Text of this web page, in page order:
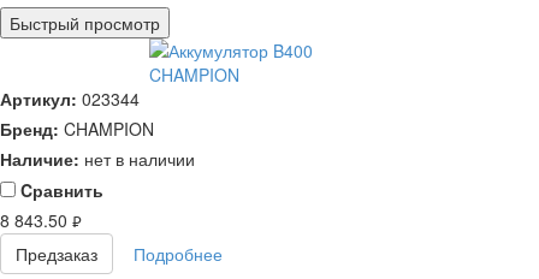
Быстрый просмотр
Артикул: 023344
Бренд: CHAMPION
Наличие: нет в наличии
Cравнить
8 843.50 руб.
Предзаказ Подробнее